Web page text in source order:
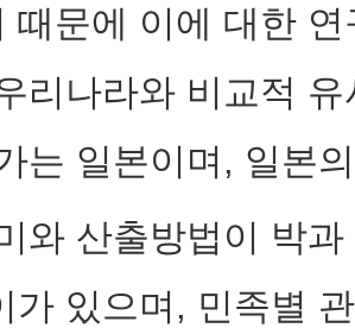
때문에 이에 대한
리나라와 비교적
는 일본이며, 일본
와 산출방법이 박과
가 있으며, 민족별